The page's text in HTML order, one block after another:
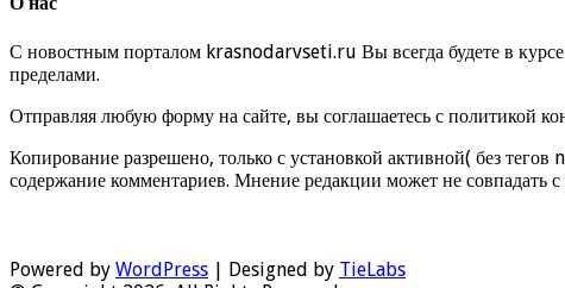
С новостным порталом krasnodarvseti.ru Вы всегда будете в
пределами.
Отправляя любую форму на сайте, вы соглашаетесь с политикой
Копирование разрешено, только с установкой активной( без
содержание комментариев. Мнение редакции может не совпадать
Powered by WordPress | Designed by TieLabs